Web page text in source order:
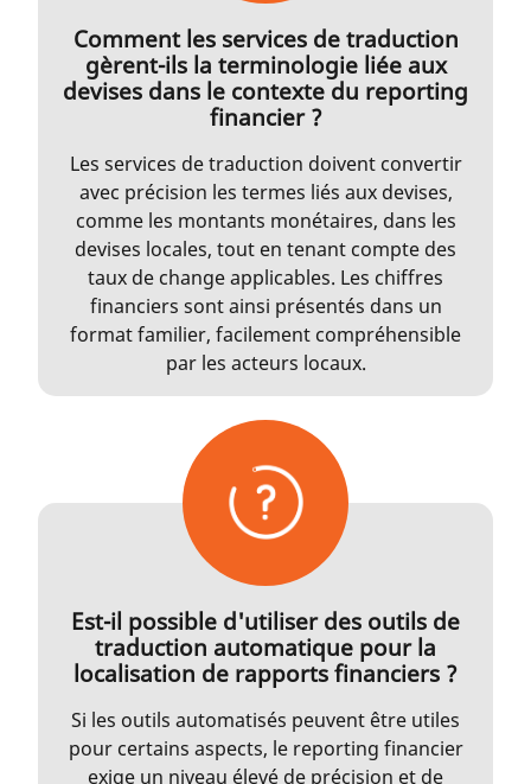
Comment les services de traduction
gèrent-ils la terminologie liée aux
devises dans le contexte du reporting
financier ?
Les services de traduction doivent convertir
avec précision les termes liés aux devises,
comme les montants monétaires, dans les
devises locales, tout en tenant compte des
taux de change applicables. Les chiffres
financiers sont ainsi présentés dans un
format familier, facilement compréhensible
par les acteurs locaux.
Est-il possible d'utiliser des outils de
traduction automatique pour la
localisation de rapports financiers ?
Si les outils automatisés peuvent être utiles
pour certains aspects, le reporting financier
exige un niveau élevé de précision et de